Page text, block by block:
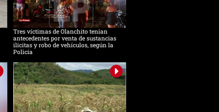
Tres víctimas de Olanchito tenían
antecedentes por venta de sustancias
ilícitas y robo de vehículos, según la
Policía